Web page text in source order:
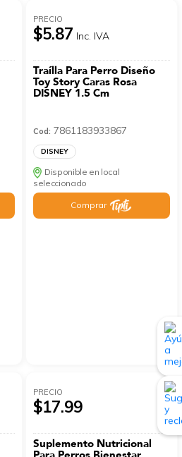
PRECIO
$5.87 Inc. IVA
Traílla Para Perro Diseño
Toy Story Caras Rosa
DISNEY 1.5 Cm
Cod: 7861183933867
DISNEY
Disponible en local
seleccionado
Comprar
PRECIO
$17.99
Suplemento Nutricional